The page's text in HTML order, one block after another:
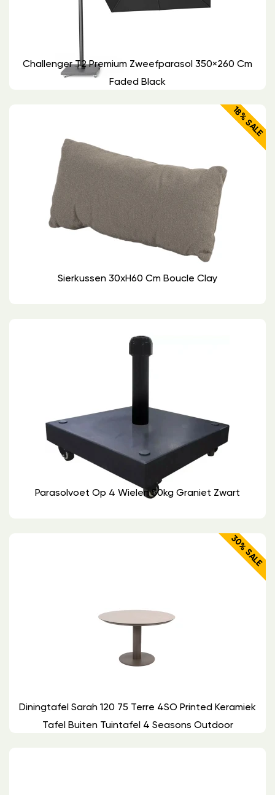
Challenger T2 Premium Zweefparasol 350×260 Cm
Faded Black
18% SALE
Sierkussen 30xH60 Cm Boucle Clay
Parasolvoet Op 4 Wielen 50kg Graniet Zwart
30% SALE
Diningtafel Sarah 120 75 Terre 4SO Printed Keramiek
Tafel Buiten Tuintafel 4 Seasons Outdoor